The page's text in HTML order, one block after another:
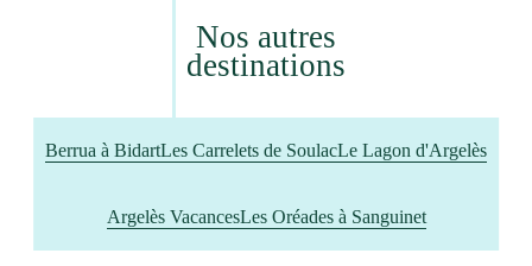
Nos autres
destinations
Berrua à BidartLes Carrelets de SoulacLe Lagon d'Argelès
Argelès VacancesLes Oréades à Sanguinet